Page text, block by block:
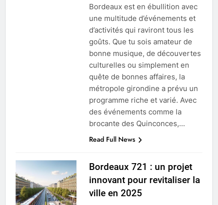
Bordeaux est en ébullition avec
une multitude d’événements et
d’activités qui raviront tous les
goûts. Que tu sois amateur de
bonne musique, de découvertes
culturelles ou simplement en
quête de bonnes affaires, la
métropole girondine a prévu un
programme riche et varié. Avec
des événements comme la
brocante des Quinconces,…
Read Full News
Bordeaux 721 : un projet
innovant pour revitaliser la
ville en 2025